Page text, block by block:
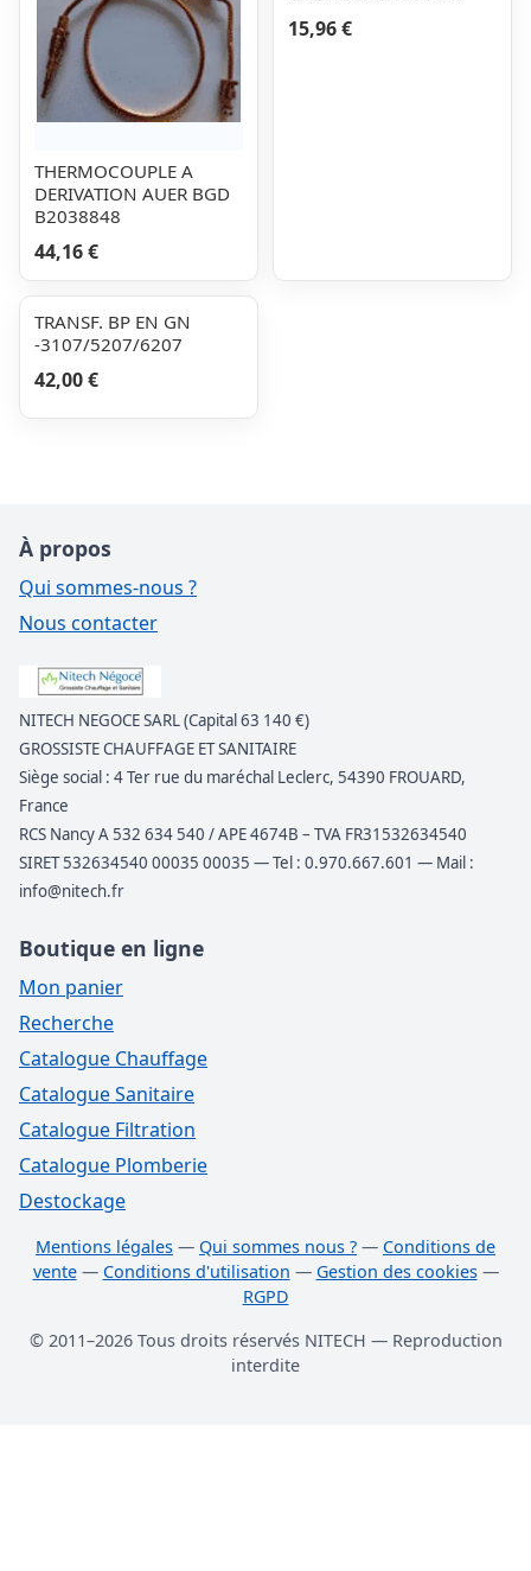
THERMOCOUPLE A
DERIVATION AUER BGD
B2038848
44,16 €
15,96 €
TRANSF. BP EN GN
-3107/5207/6207
42,00 €
À propos
Qui sommes-nous ?
Nous contacter
NITECH NEGOCE SARL (Capital 63 140 €)
GROSSISTE CHAUFFAGE ET SANITAIRE
Siège social : 4 Ter rue du maréchal Leclerc, 54390 FROUARD,
France
RCS Nancy A 532 634 540 / APE 4674B – TVA FR31532634540
SIRET 532634540 00035 00035 — Tel : 0.970.667.601 — Mail :
info@nitech.fr
Boutique en ligne
Mon panier
Recherche
Catalogue Chauffage
Catalogue Sanitaire
Catalogue Filtration
Catalogue Plomberie
Destockage
Mentions légales — Qui sommes nous ? — Conditions de
vente— Conditions d'utilisation — Gestion des cookies—
RGPD
© 2011–2026 Tous droits réservés NITECH — Reproduction
interdite